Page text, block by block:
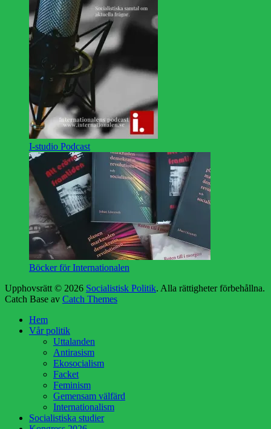
I-studio Podcast
Böcker för Internationalen
Upphovsrätt © 2026 Socialistisk Politik. Alla rättigheter förbehållna.
Catch Base av Catch Themes
Hem
Vår politik
Uttalanden
Antirasism
Ekosocialism
Facket
Feminism
Gemensam välfärd
Internationalism
Socialistiska studier